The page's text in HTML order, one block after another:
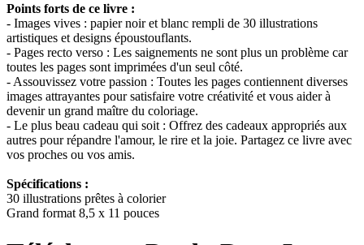
Points forts de ce livre :
- Images vives : papier noir et blanc rempli de 30 illustrations
artistiques et designs époustouflants.
- Pages recto verso : Les saignements ne sont plus un problème car
toutes les pages sont imprimées d'un seul côté.
- Assouvissez votre passion : Toutes les pages contiennent diverses
images attrayantes pour satisfaire votre créativité et vous aider à
devenir un grand maître du coloriage.
- Le plus beau cadeau qui soit : Offrez des cadeaux appropriés aux
autres pour répandre l'amour, le rire et la joie. Partagez ce livre avec
vos proches ou vos amis.
Spécifications :
30 illustrations prêtes à colorier
Grand format 8,5 x 11 pouces